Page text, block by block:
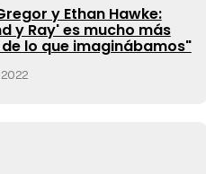
y Ethan Hawke:
y Ray' es mucho más
lo que imaginábamos"